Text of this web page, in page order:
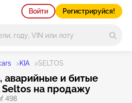
Войти Регистрируйся!
>KIA >SELTOS
и битые
Seltos на продажу
498